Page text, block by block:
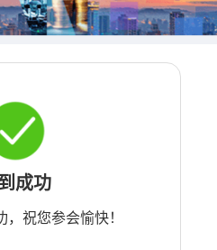
成功
祝您参会愉快！